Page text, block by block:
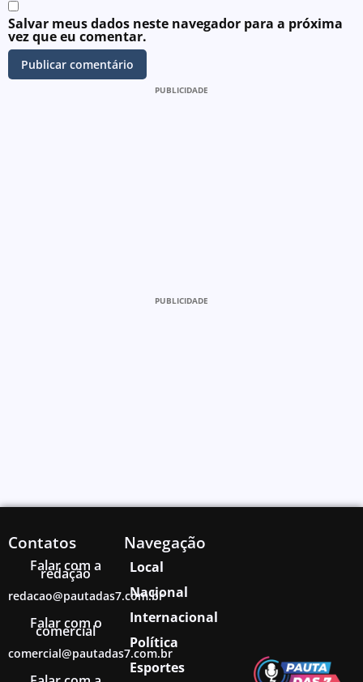
Salvar meus dados neste navegador para a próxima
vez que eu comentar.
PUBLICIDADE
PUBLICIDADE
Contatos
Falar com a
redação
redacao@pautadas7.com.br
Falar com o
comercial
comercial@pautadas7.com.br
Navegação
Local
Nacional
Internacional
Política
Esportes